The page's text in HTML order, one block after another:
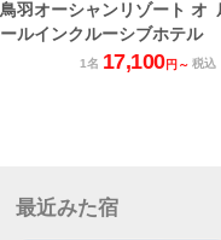
鳥羽オーシャンリゾート オ
ールインクルーシブホテル
1名 17,100円～ 税込
最近みた宿